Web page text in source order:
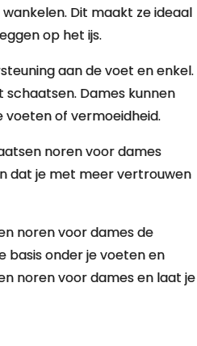
Dit maakt ze ideaal
op het ijs.
aan de voet en enkel.
Dames kunnen
voeten of vermoeidheid.
noren voor dames
dat je met meer vertrouwen
noren voor dames de
basis onder je voeten en
noren voor dames en laat je